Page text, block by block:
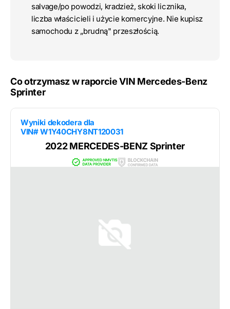
salvage/po powodzi, kradzież, skoki licznika,
liczba właścicieli i użycie komercyjne. Nie kupisz
samochodu z „brudną" przeszłością.
Co otrzymasz w raporcie VIN Mercedes-Benz
Sprinter
Wyniki dekodera dla
VIN# W1Y40CHY8NT120031
2022 MERCEDES-BENZ Sprinter